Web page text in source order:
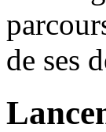
de ses